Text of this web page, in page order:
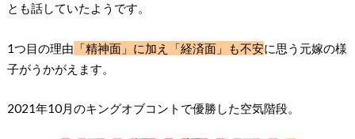
とも話していたようです。
1つ目の理由 「精神面」に加え「経済面」も不安に思う元嫁の様
子がうかがえます。
2021年10月のキングオブコントで優勝した空気階段。